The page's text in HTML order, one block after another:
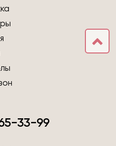
33-99